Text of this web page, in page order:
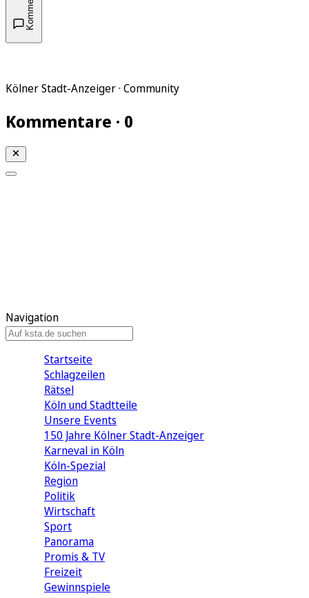
Kölner Stadt-Anzeiger · Community
Kommentare · 0
Navigation
Startseite
Schlagzeilen
Rätsel
Köln und Stadtteile
Unsere Events
150 Jahre Kölner Stadt-Anzeiger
Karneval in Köln
Köln-Spezial
Region
Politik
Wirtschaft
Sport
Panorama
Promis & TV
Freizeit
Gewinnspiele